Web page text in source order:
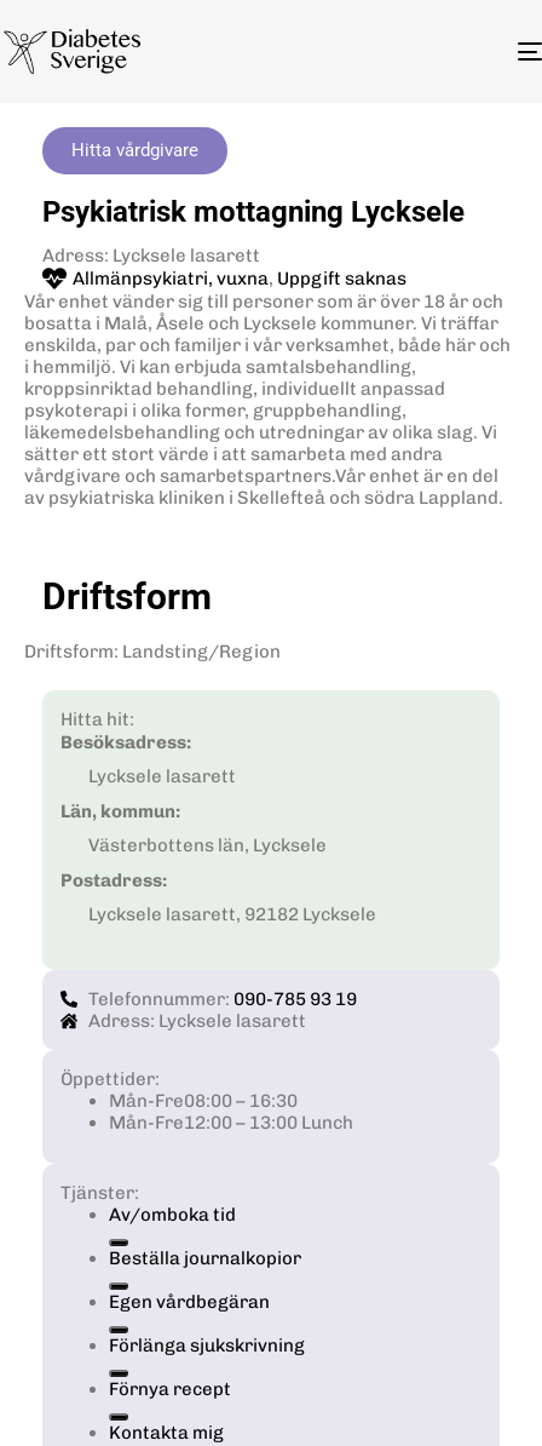
Hitta vårdgivare
Psykiatrisk mottagning Lycksele
Adress: Lycksele lasarett
Allmänpsykiatri, vuxna, Uppgift saknas
Vår enhet vänder sig till personer som är över 18 år och
bosatta i Malå, Åsele och Lycksele kommuner. Vi träffar
enskilda, par och familjer i vår verksamhet, både här och
i hemmiljö. Vi kan erbjuda samtalsbehandling,
kroppsinriktad behandling, individuellt anpassad
psykoterapi i olika former, gruppbehandling,
läkemedelsbehandling och utredningar av olika slag. Vi
sätter ett stort värde i att samarbeta med andra
vårdgivare och samarbetspartners.Vår enhet är en del
av psykiatriska kliniken i Skellefteå och södra Lappland.
Driftsform
Driftsform: Landsting/Region
Hitta hit:
Besöksadress:
Lycksele lasarett
Län, kommun:
Västerbottens län, Lycksele
Postadress:
Lycksele lasarett, 92182 Lycksele
Telefonnummer: 090-785 93 19
Adress: Lycksele lasarett
Öppettider:
Mån-Fre08:00 – 16:30
Mån-Fre12:00 – 13:00 Lunch
Tjänster:
Av/omboka tid
Beställa journalkopior
Egen vårdbegäran
Förlänga sjukskrivning
Förnya recept
Kontakta mig